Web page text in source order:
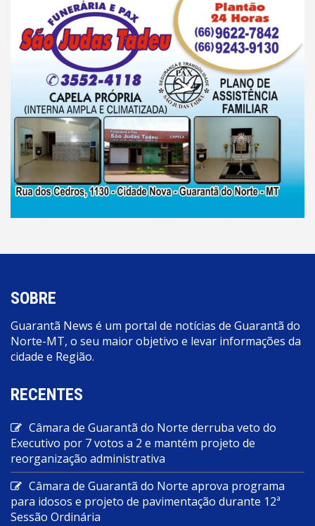
SOBRE
Guarantã News é um portal de notícias de Guarantã do
Norte-MT, o seu maior objetivo e levar informações da
cidade e Região.
RECENTES
Câmara de Guarantã do Norte derruba veto do
Executivo por 7 votos a 2 e mantém projeto de
reorganização administrativa
Câmara de Guarantã do Norte aprova programa
para idosos e projeto de pavimentação durante 12ª
Sessão Ordinária